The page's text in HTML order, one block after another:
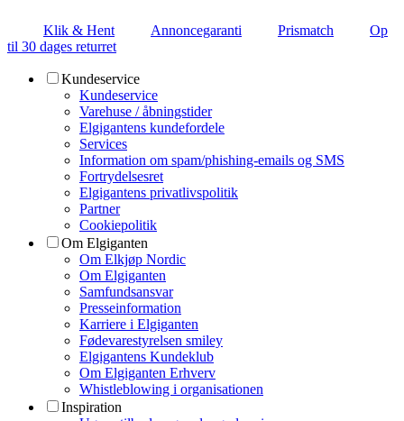
Klik & Hent Annoncegaranti Prismatch
Op
til 30 dages returret
Kundeservice
Kundeservice
Varehuse / åbningstider
Elgigantens kundefordele
Services
Information om spam/phishing-emails og SMS
Fortrydelsesret
Elgigantens privatlivspolitik
Partner
Cookiepolitik
Om Elgiganten
Om Elkjøp Nordic
Om Elgiganten
Samfundsansvar
Presseinformation
Karriere i Elgiganten
Fødevarestyrelsen smiley
Elgigantens Kundeklub
Om Elgiganten Erhverv
Whistleblowing i organisationen
Inspiration